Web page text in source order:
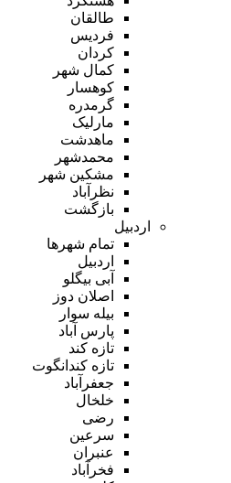
طالقان
فردیس
کردان
کمال شهر
کوهسار
گرمدره
مارلیک
ماهدشت
محمدشهر
مشکین شهر
نظرآباد
بازگشت
اردبیل
تمام شهر‌ها
اردبیل
آبی بیگلو
اصلان دوز
بیله سوار
پارس آباد
تازه کند
تازه کندانگوت
جعفرآباد
خلخال
رضی
سرعین
عنبران
فخرآباد